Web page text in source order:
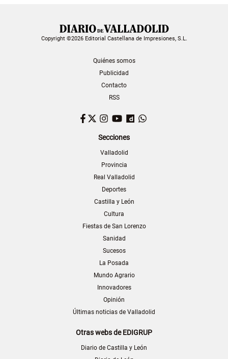
Copyright ©2026 Editorial Castellana de Impresiones, S.L.
Quiénes somos
Publicidad
Contacto
RSS
Facebook
TwitterInstagram
YouTubeDailymotion
Secciones
Valladolid
Provincia
Real Valladolid
Deportes
Castilla y León
Cultura
Fiestas de San Lorenzo
Sanidad
Sucesos
La Posada
Mundo Agrario
Innovadores
Opinión
Últimas noticias de Valladolid
Otras webs de EDIGRUP
Diario de Castilla y León